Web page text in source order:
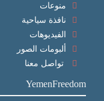
منوعات
نافذة سياحية
الفيديوهات
ألبومات الصور
تواصل معنا
YemenFreedom